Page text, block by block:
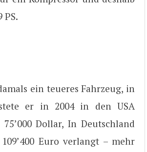
PS.
ein teueres Fahrzeug, in
er in 2004 in den USA
Dollar, In Deutschland
Euro verlangt – mehr